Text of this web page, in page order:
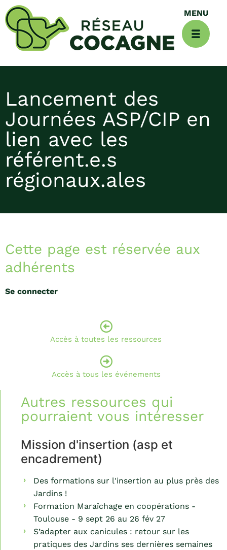
Lancement des
Journées ASP/CIP en
lien avec les
référent.e.s
régionaux.ales
Cette page est réservée aux
adhérents
Se connecter
Accès à toutes les ressources
Accès à tous les événements
Autres ressources qui
pourraient vous intéresser
Mission d'insertion (asp et
encadrement)
Des formations sur l'insertion au plus près des
Jardins !
Formation Maraîchage en coopérations -
Toulouse - 9 sept 26 au 26 fév 27
S’adapter aux canicules : retour sur les
pratiques des Jardins ses dernières semaines